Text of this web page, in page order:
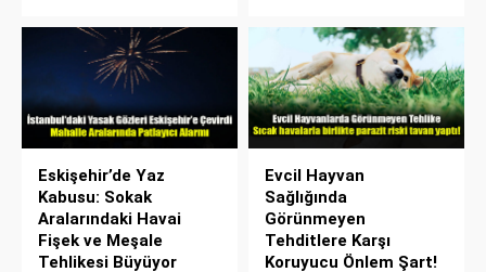
Eskişehir’de Yaz
Kabusu: Sokak
Aralarındaki Havai
Fişek ve Meşale
Tehlikesi Büyüyor
Evcil Hayvan
Sağlığında
Görünmeyen
Tehditlere Karşı
Koruyucu Önlem Şart!